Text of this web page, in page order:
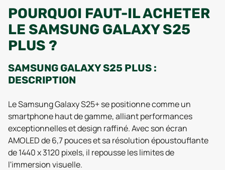
POURQUOI FAUT-IL ACHETER
LE SAMSUNG GALAXY S25
PLUS ?
SAMSUNG GALAXY S25 PLUS :
DESCRIPTION
Le Samsung Galaxy S25+ se positionne comme un
smartphone haut de gamme, alliant performances
exceptionnelles et design raffiné. Avec son écran
AMOLED de 6,7 pouces et sa résolution époustouflante
de 1440 x 3120 pixels, il repousse les limites de
l'immersion visuelle.